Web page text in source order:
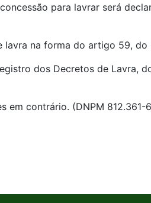
para lavrar será
na forma do artigo 59,
dos Decretos de Lavra,
em contrário. (DNPM 812.361-